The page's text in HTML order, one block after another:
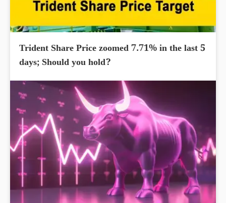
Trident Share Price zoomed 7.71% in the last 5
days; Should you hold?